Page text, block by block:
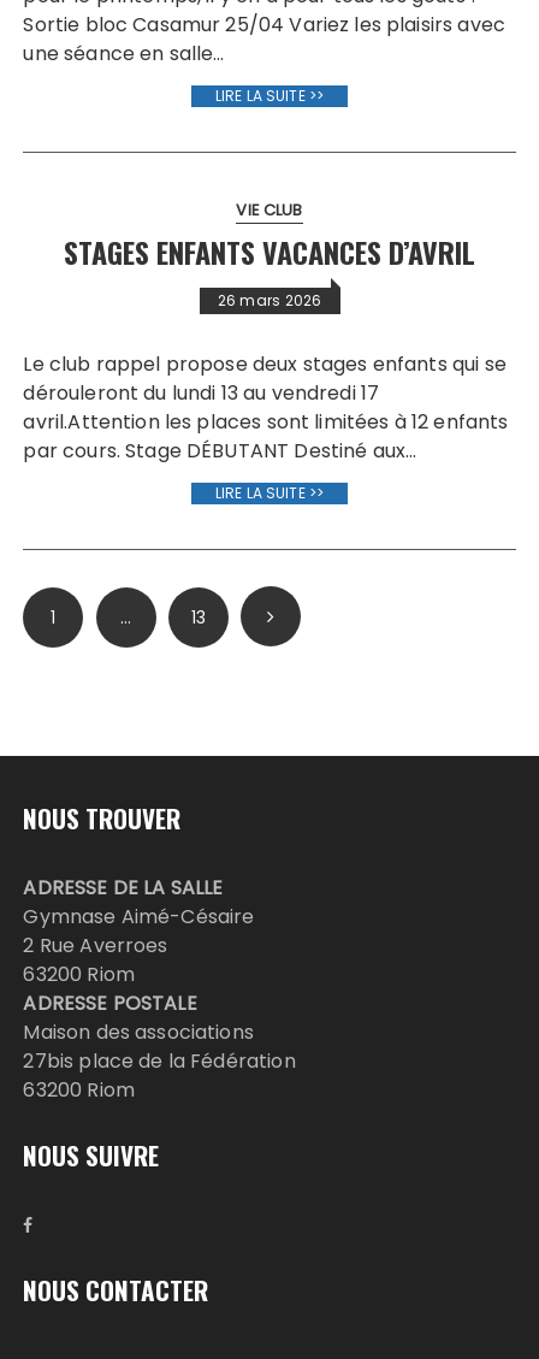
Sortie bloc Casamur 25/04 Variez les plaisirs avec
une séance en salle…
LIRE LA SUITE >>
VIE CLUB
STAGES ENFANTS VACANCES D’AVRIL
26 mars 2026
Le club rappel propose deux stages enfants qui se
dérouleront du lundi 13 au vendredi 17
avril.Attention les places sont limitées à 12 enfants
par cours. Stage DÉBUTANT Destiné aux…
LIRE LA SUITE >>
Pagination
des
1 … 13
NOUS TROUVER
ADRESSE DE LA SALLE
Gymnase Aimé-Césaire
2 Rue Averroes
63200 Riom
ADRESSE POSTALE
Maison des associations
27bis place de la Fédération
63200 Riom
NOUS SUIVRE
NOUS CONTACTER